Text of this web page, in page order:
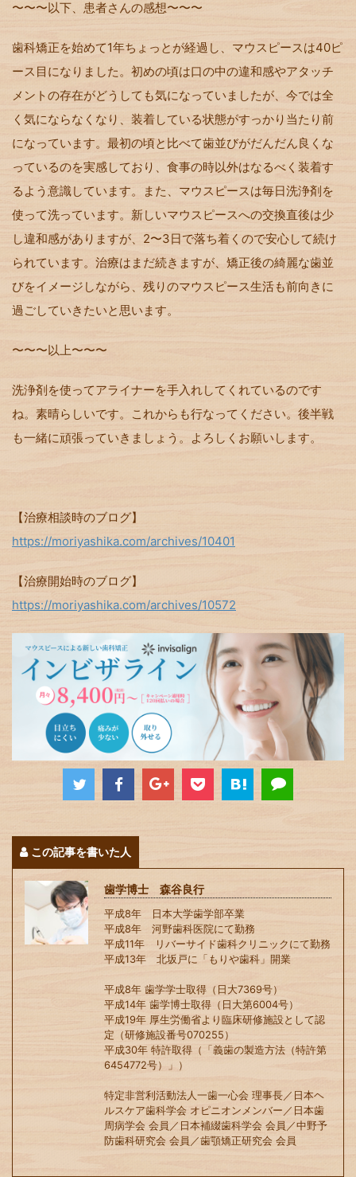
〜〜〜以下、患者さんの感想〜〜〜
歯科矯正を始めて1年ちょっとが経過し、マウスピースは40ピ
ース目になりました。初めの頃は口の中の違和感やアタッチ
メントの存在がどうしても気になっていましたが、今では全
く気にならなくなり、装着している状態がすっかり当たり前
になっています。最初の頃と比べて歯並びがだんだん良くな
っているのを実感しており、食事の時以外はなるべく装着す
るよう意識しています。また、マウスピースは毎日洗浄剤を
使って洗っています。新しいマウスピースへの交換直後は少
し違和感がありますが、2〜3日で落ち着くので安心して続け
られています。治療はまだ続きますが、矯正後の綺麗な歯並
びをイメージしながら、残りのマウスピース生活も前向きに
過ごしていきたいと思います。
〜〜〜以上〜〜〜
洗浄剤を使ってアライナーを手入れしてくれているのです
ね。素晴らしいです。これからも行なってください。後半戦
も一緒に頑張っていきましょう。よろしくお願いします。
【治療相談時のブログ】
https://moriyashika.com/archives/10401
【治療開始時のブログ】
https://moriyashika.com/archives/10572
この記事を書いた人
歯学博士 森谷良行
平成8年 日本大学歯学部卒業
平成8年 河野歯科医院にて勤務
平成11年 リバーサイド歯科クリニックにて勤務
平成13年 北坂戸に「もりや歯科」開業
平成8年 歯学学士取得（日大7369号）
平成14年 歯学博士取得（日大第6004号）
平成19年 厚生労働省より臨床研修施設として認
定（研修施設番号070255）
平成30年 特許取得（「義歯の製造方法（特許第
6454772号）」）
特定非営利活動法人一歯一心会 理事長／日本ヘ
ルスケア歯科学会 オピニオンメンバー／日本歯
周病学会 会員／日本補綴歯科学会 会員／中野予
防歯科研究会 会員／歯顎矯正研究会 会員